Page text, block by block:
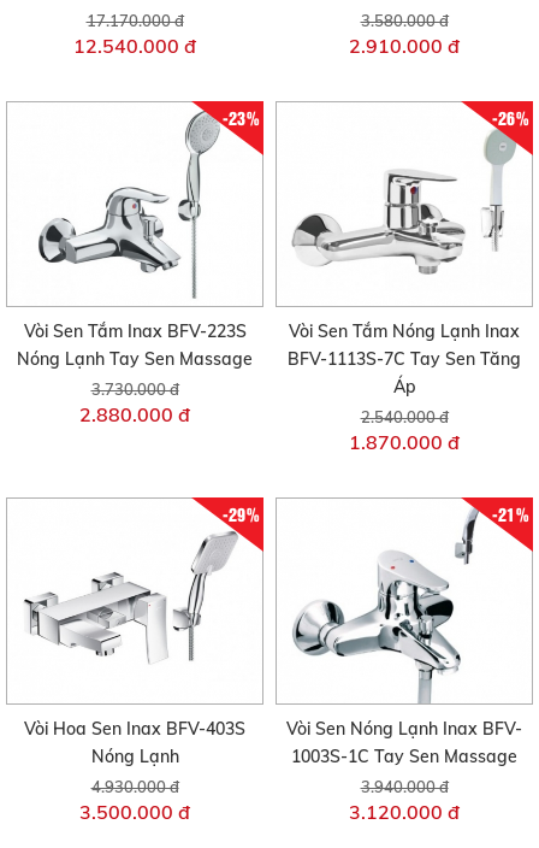
17.170.000 đ
12.540.000 đ
3.580.000 đ
2.910.000 đ
-23%
Vòi Sen Tắm Inax BFV-223S
Nóng Lạnh Tay Sen Massage
3.730.000 đ
2.880.000 đ
-26%
Vòi Sen Tắm Nóng Lạnh Inax
BFV-1113S-7C Tay Sen Tăng
Áp
2.540.000 đ
1.870.000 đ
-29%
Vòi Hoa Sen Inax BFV-403S
Nóng Lạnh
4.930.000 đ
3.500.000 đ
-21%
Vòi Sen Nóng Lạnh Inax BFV-
1003S-1C Tay Sen Massage
3.940.000 đ
3.120.000 đ